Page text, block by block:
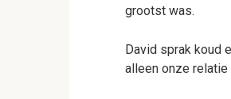
grootst was.
David sprak koud
alleen onze